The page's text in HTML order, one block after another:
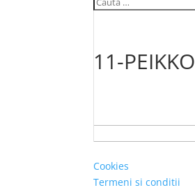
11-PEIKKO
Cookies
Termeni si conditii